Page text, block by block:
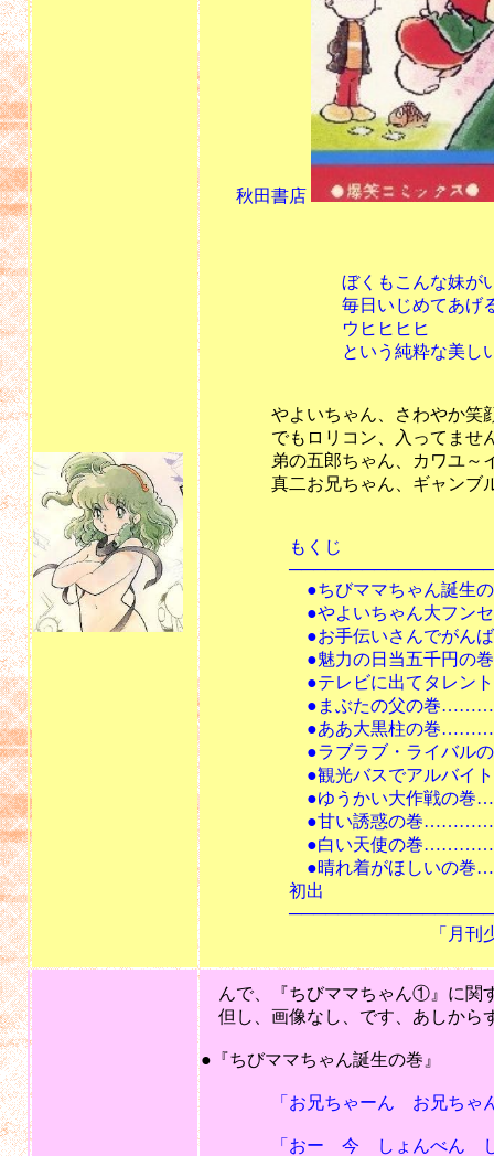
秋田書店
ぼくもこんな妹がい
毎日いじめてあげる
ウヒヒヒヒ
という純粋な美しい気持
やよいちゃん、さわやか笑顔
でもロリコン、入ってません
弟の五郎ちゃん、カワユ～イ
真二お兄ちゃん、ギャンブル
もくじ
●ちびママちゃん誕生
●やよいちゃん大フンセ
●お手伝いさんでがんば
●魅力の日当五千円の
●テレビに出てタレント
●まぶたの父の巻
●ああ大黒柱の巻
●ラブラブ・ライバル
●観光バスでアルバイト
●ゆうかい大作戦の巻
●甘い誘惑の巻
●白い天使の巻
●晴れ着がほしいの巻
初出
「月刊少年チャンピオ
んで、『ちびママちゃん①』に関
但し、画像なし、です、あしから
●『ちびママちゃん誕生の巻』
「お兄ちゃーん お兄ちゃん
「おー 今 しょんべん して